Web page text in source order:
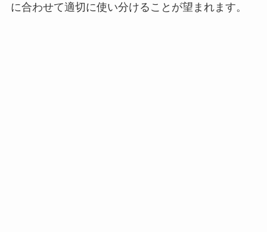
に合わせて適切に使い分けることが望まれます。